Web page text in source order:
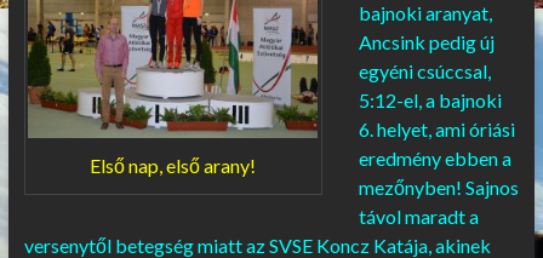
Első nap, első arany!
bajnoki aranyat,
Ancsink pedig új
egyéni csúccsal,
5:12-el, a bajnoki
6. helyet, ami óriási
eredmény ebben a
mezőnyben! Sajnos
távol maradt a
versenytől betegség miatt az SVSE Koncz Katája, akinek